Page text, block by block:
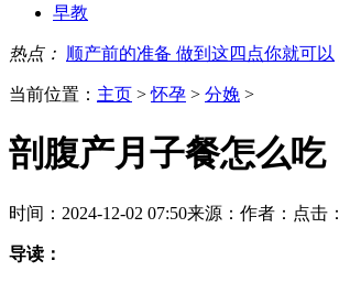
早教
热点： 顺产前的准备 做到这四点你就可以
当前位置： 主页 >怀孕 > 分娩 >
剖腹产月子餐怎么吃
时间：2024-12-02 07:50来源： 作者： 点击：
导读：